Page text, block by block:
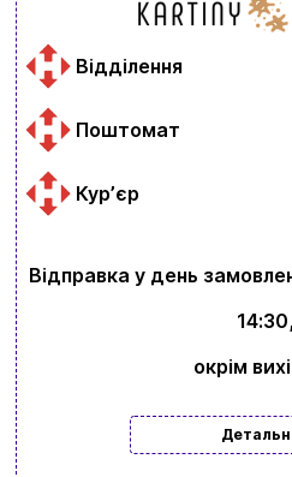
Відділення
Поштомат
Курʼєр
Відправка у день
14:30,
окрім